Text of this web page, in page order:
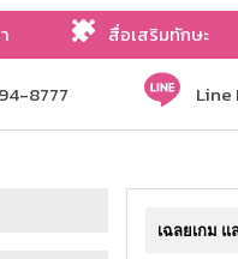
สื่อเสริมทักษะ
8777 Line
เฉลยเกม